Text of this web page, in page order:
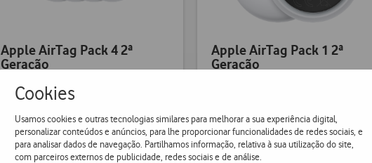
Cookies
Usamos cookies e outras tecnologias similares para melhorar a sua experiência digital,
personalizar conteúdos e anúncios, para lhe proporcionar funcionalidades de redes sociais, e
para analisar dados de navegação. Partilhamos informação, relativa à sua utilização do site,
com parceiros externos de publicidade, redes sociais e de análise.
Apple AirTag Pack 4 2ª
Geração
Apple AirTag Pack 1 2ª
Geração